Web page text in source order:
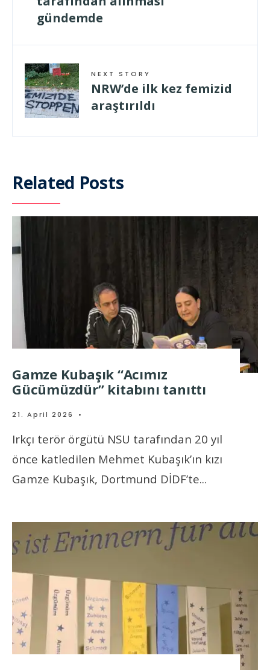
gündemde
NEXT STORY
NRW’de ilk kez femizid
araştırıldı
Related Posts
Gamze Kubaşık “Acımız
Gücümüzdür” kitabını tanıttı
21. April 2026 •
Irkçı terör örgütü NSU tarafından 20 yıl
önce katledilen Mehmet Kubaşık’ın kızı
Gamze Kubaşık, Dortmund DİDF’te...